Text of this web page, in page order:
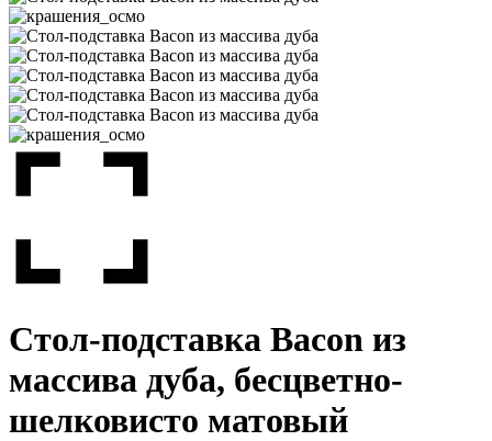
Стол-подставка Bacon из
массива дуба, бесцветно-
шелковисто матовый